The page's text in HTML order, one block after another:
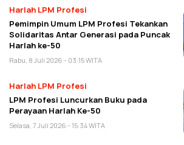
Harlah LPM Profesi
Pemimpin Umum LPM Profesi Tekankan
Solidaritas Antar Generasi pada Puncak
Harlah ke-50
Rabu, 8 Juli 2026 - 03:15 WITA
Harlah LPM Profesi
LPM Profesi Luncurkan Buku pada
Perayaan Harlah Ke-50
Selasa, 7 Juli 2026 - 15:34 WITA